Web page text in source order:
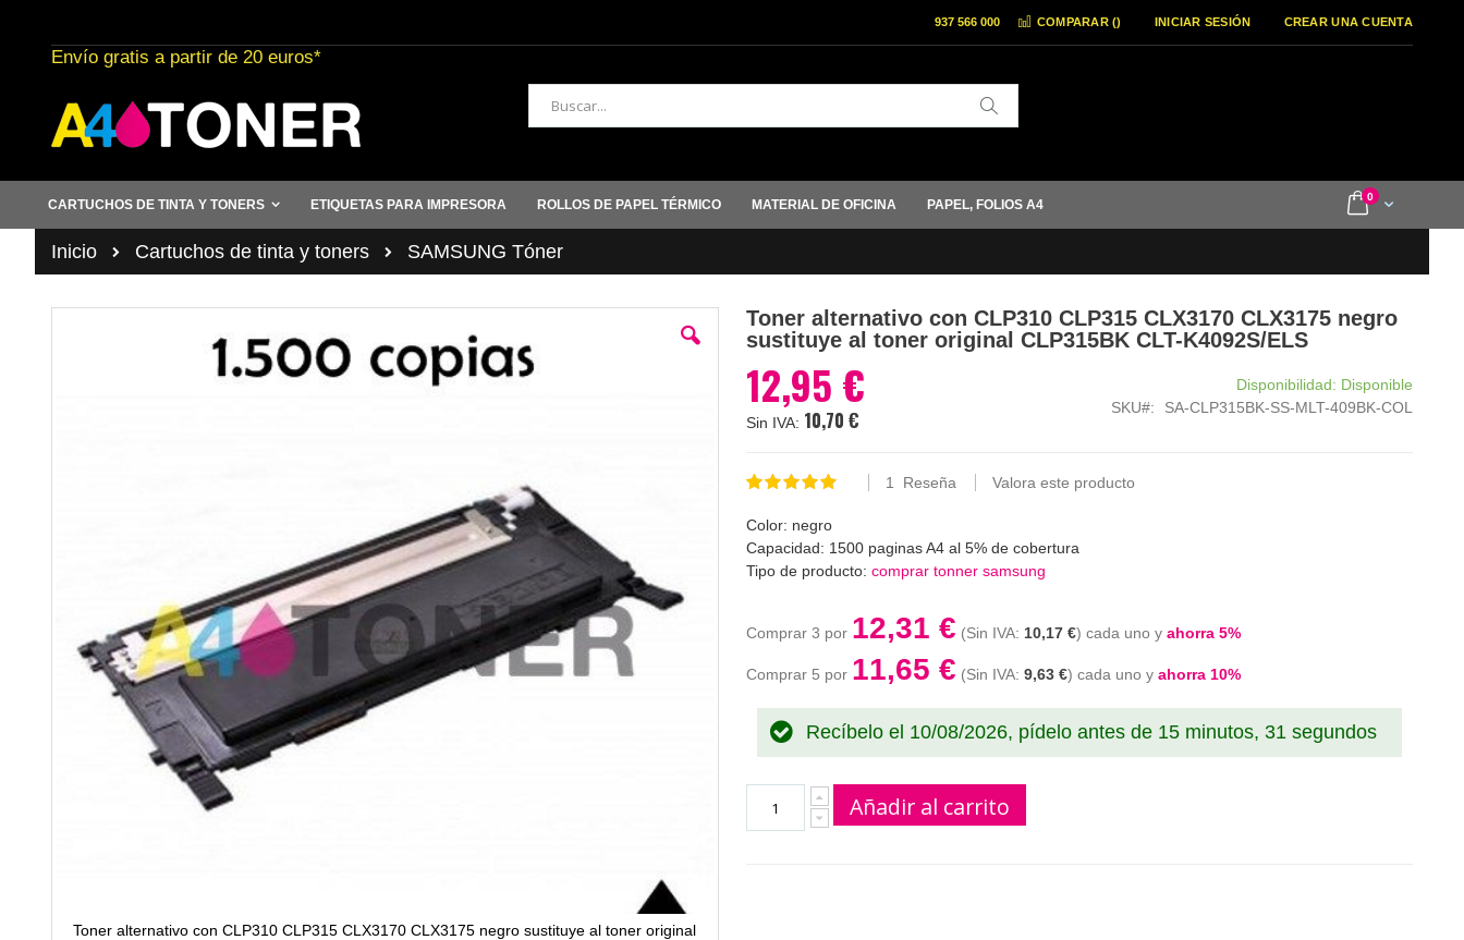
al
contenido
COMPARAR () INICIAR SESIÓN CREAR UNA CUENTA
937 566 000
Envío gratis a partir de 20 euros*
Buscar
Cart
0items
CARTUCHOS DE TINTA Y TONERS ETIQUETAS PARA IMPRESORA ROLLOS DE PAPEL TÉRMICO MATERIAL DE OFICINA PAPEL, FOLIOS A4
Inicio Cartuchos de tinta y toners SAMSUNG Tóner
Toner alternativo con CLP310 CLP315 CLX3170 CLX3175 negro sustituye al toner original
Toner alternativo con CLP310 CLP315 CLX3170 CLX3175 negro
sustituye al toner original CLP315BK CLT-K4092S/ELS
12,95 €
10,70 €
Disponibilidad: Disponible
SKU
SA-CLP315BK-SS-MLT-409BK-COL
Valoración:
1 Reseña Valora este producto
Color: negro
Capacidad: 1500 paginas A4 al 5% de cobertura
Tipo de producto: comprar tonner samsung
Comprar 3 por 12,31 € 10,17 € cada uno y ahorra 5%
Comprar 5 por 11,65 € 9,63 € cada uno y ahorra 10%
Recíbelo el 10/08/2026, pídelo antes de 15 minutos, 30 segundos
Añadir al carrito